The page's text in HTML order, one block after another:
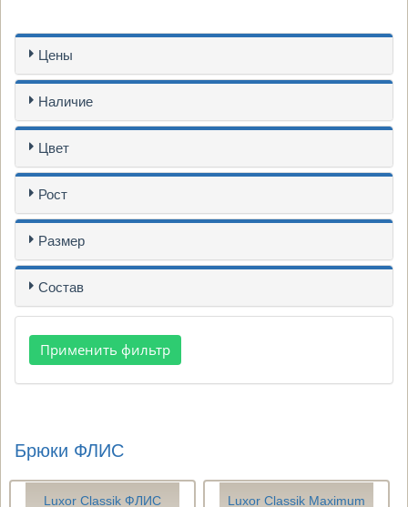
Цены
Наличие
Цвет
Рост
Размер
Состав
Брюки ФЛИС
Luxor Classik ФЛИС
Luxor Classik Maximum